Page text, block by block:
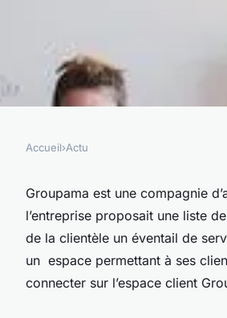
Groupama:
Accueil›Actu
Groupama est une compagnie
l’entreprise proposait une liste
de la clientèle un éventail de
un espace permettant à ses
connecter sur l’espace client